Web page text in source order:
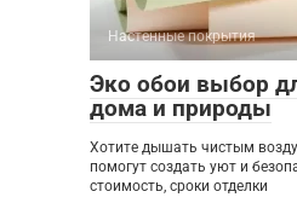
Настенные покрытия
Эко обои выбор
дома и природы
Хотите дышать чистым
помогут создать уют и
стоимость, сроки отделки